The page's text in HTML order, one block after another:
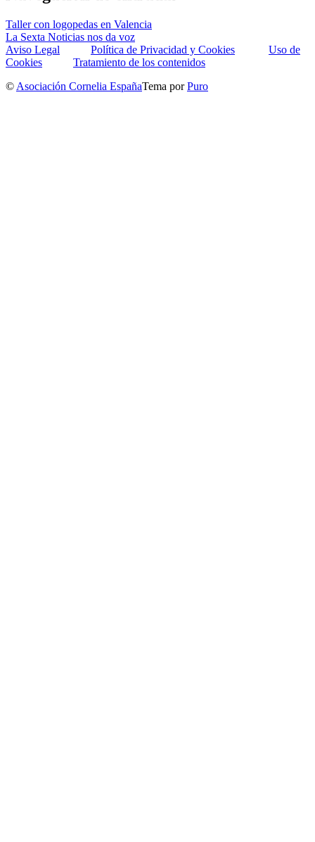
Taller con logopedas en Valencia
La Sexta Noticias nos da voz
Aviso Legal
Política de Privacidad y Cookies
Uso de
Cookies
Tratamiento de los contenidos
© Asociación Cornelia EspañaTema porPuro